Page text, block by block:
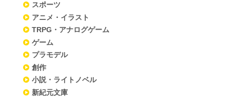
スポーツ
アニメ・イラスト
TRPG・アナログゲーム
ゲーム
プラモデル
創作
小説・ライトノベル
新紀元文庫